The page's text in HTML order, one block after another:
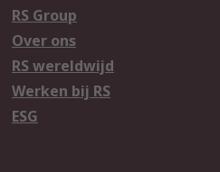
RS Group
Over ons
RS wereldwijd
Werken bij RS
ESG